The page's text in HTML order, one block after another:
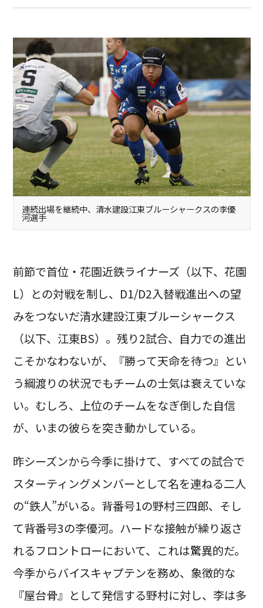
連続出場を継続中、清水建設江東ブルーシャークスの李優
河選手
前節で首位・花園近鉄ライナーズ（以下、花園
L）との対戦を制し、D1/D2入替戦進出への望
みをつないだ清水建設江東ブルーシャークス
（以下、江東BS）。残り2試合、自力での進出
こそかなわないが、『勝って天命を待つ』とい
う綱渡りの状況でもチームの士気は衰えていな
い。むしろ、上位のチームをなぎ倒した自信
が、いまの彼らを突き動かしている。
昨シーズンから今季に掛けて、すべての試合で
スターティングメンバーとして名を連ねる二人
の“鉄人”がいる。背番号1の野村三四郎、そし
て背番号3の李優河。ハードな接触が繰り返さ
れるフロントローにおいて、これは驚異的だ。
今季からバイスキャプテンを務め、象徴的な
『屋台骨』として発信する野村に対し、李は多